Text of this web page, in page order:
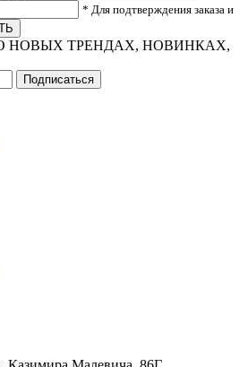
* Для подтверждения заказа и
НОВЫХ ТРЕНДАХ, НОВИНКАХ,